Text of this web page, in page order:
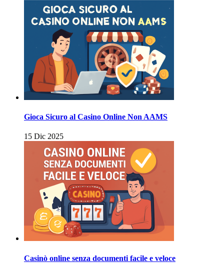
Gioca Sicuro al Casino Online Non AAMS
15 Dic 2025
Casinò online senza documenti facile e veloce